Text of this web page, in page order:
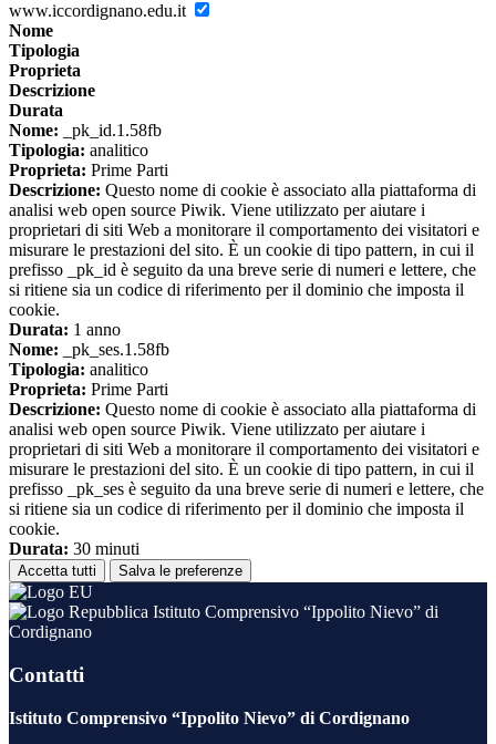
www.iccordignano.edu.it
Nome
Tipologia
Proprieta
Descrizione
Durata
Nome: _pk_id.1.58fb
Tipologia: analitico
Proprieta: Prime Parti
Descrizione: Questo nome di cookie è associato alla piattaforma di
analisi web open source Piwik. Viene utilizzato per aiutare i
proprietari di siti Web a monitorare il comportamento dei visitatori e
misurare le prestazioni del sito. È un cookie di tipo pattern, in cui il
prefisso _pk_id è seguito da una breve serie di numeri e lettere, che
si ritiene sia un codice di riferimento per il dominio che imposta il
cookie.
Durata: 1 anno
Nome: _pk_ses.1.58fb
Tipologia: analitico
Proprieta: Prime Parti
Descrizione: Questo nome di cookie è associato alla piattaforma di
analisi web open source Piwik. Viene utilizzato per aiutare i
proprietari di siti Web a monitorare il comportamento dei visitatori e
misurare le prestazioni del sito. È un cookie di tipo pattern, in cui il
prefisso _pk_ses è seguito da una breve serie di numeri e lettere, che
si ritiene sia un codice di riferimento per il dominio che imposta il
cookie.
Durata: 30 minuti
Accetta tutti Salva le preferenze
Istituto Comprensivo “Ippolito Nievo” di
Cordignano
Contatti
Istituto Comprensivo “Ippolito Nievo” di Cordignano